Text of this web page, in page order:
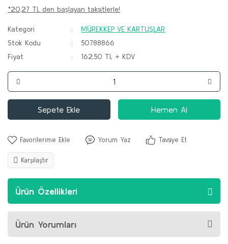
*20,27 TL den başlayan taksitlerle!
Kategori
MÜREKKEP VE KARTUŞLAR
Stok Kodu
50788866
Fiyat
162,50 TL + KDV
Sepete Ekle Hemen Al
Yorum Yaz Tavsiye Et
Karşılaştır
Ürün Özellikleri
Ürün Yorumları